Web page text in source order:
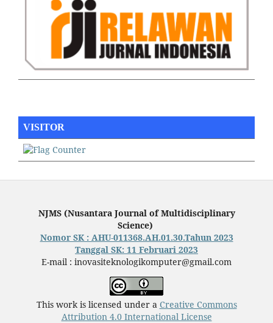
VISITOR
NJMS (Nusantara Journal of Multidisciplinary
Science)
Nomor SK : AHU-011368.AH.01.30.Tahun 2023
Tanggal SK: 11 Februari 2023
E-mail : inovasiteknologikomputer@gmail.com
This work is licensed under a Creative Commons
Attribution 4.0 International License